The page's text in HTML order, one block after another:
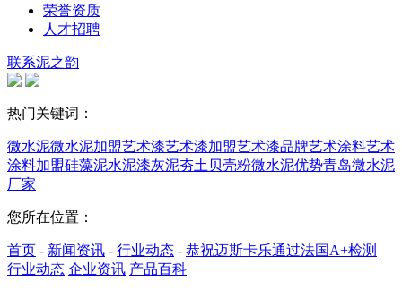
荣誉资质
人才招聘
联系泥之韵
热门关键词：
微水泥微水泥加盟艺术漆艺术漆加盟艺术漆品牌艺术涂料艺术
涂料加盟硅藻泥水泥漆灰泥夯土 贝壳粉微水泥优势青岛微水泥
厂家
您所在位置：
首页 - 新闻资讯 - 行业动态 - 恭祝迈斯卡乐通过法国A+检测
行业动态 企业资讯 产品百科